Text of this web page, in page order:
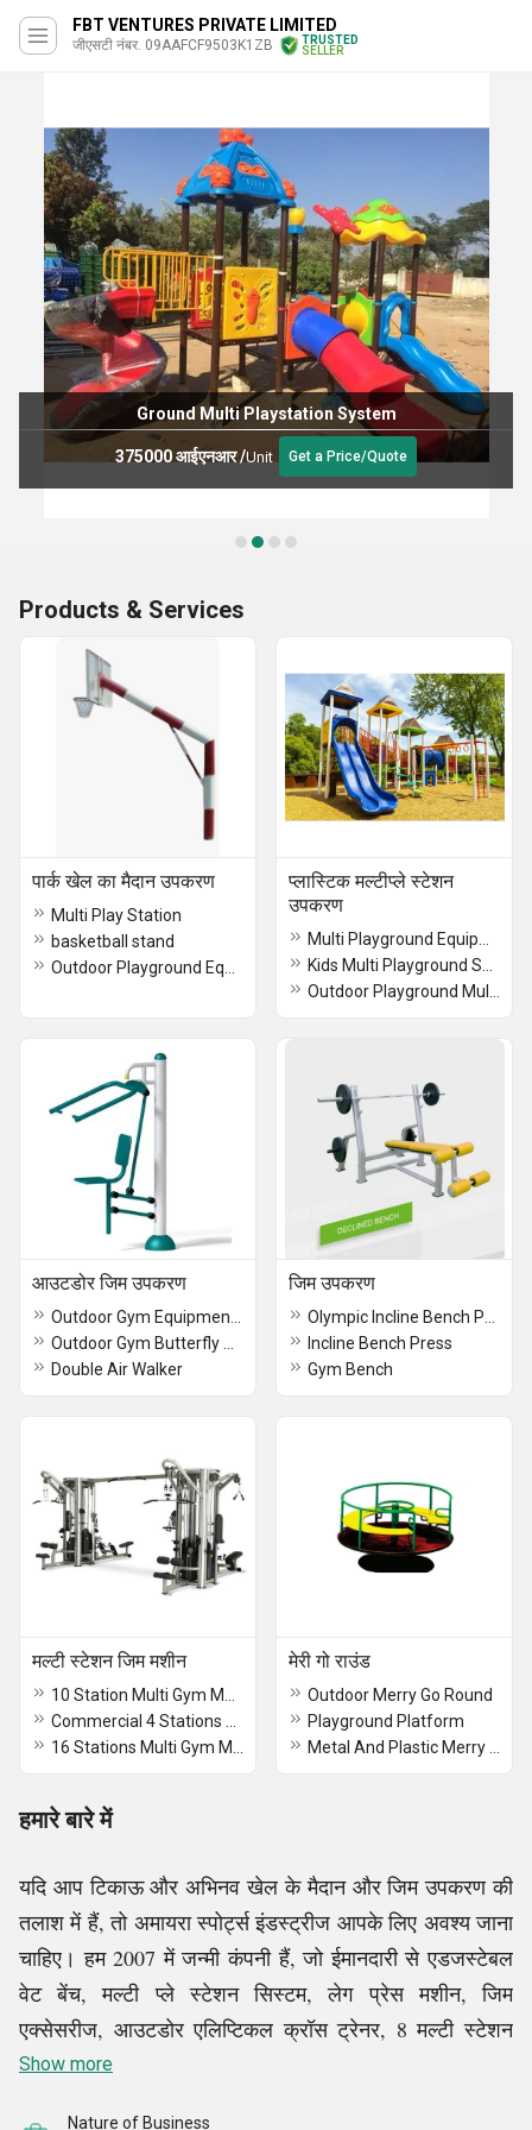
FBT VENTURES PRIVATE LIMITED
जीएसटी नंबर. 09AAFCF9503K1ZB
TRUSTED
SELLER
Ground Multi Playstation System
375000 आईएनआर/Unit Get a Price/Quote
Products & Services
पार्क खेल का मैदान उपकरण
Multi Play Station
basketball stand
प्लास्टिक मल्टीप्ले स्टेशन
उपकरण
आउटडोर जिम उपकरण
Double Air Walker
जिम उपकरण
Incline Bench Press
Gym Bench
मल्टी स्टेशन जिम मशीन मेरी गो राउंड
Outdoor Merry Go Round
Playground Platform
हमारे बारे में
यदि आप टिकाऊ और अभिनव खेल के मैदान और जिम उपकरण की
तलाश में हैं, तो अमायरा स्पोर्ट्स इंडस्ट्रीज आपके लिए अवश्य जाना
चाहिए। हम 2007 में जन्मी कंपनी हैं, जो ईमानदारी से एडजस्टेबल
वेट बेंच, मल्टी प्ले स्टेशन सिस्टम, लेग प्रेस मशीन, जिम
एक्सेसरीज, आउटडोर एलिप्टिकल क्रॉस ट्रेनर, 8 मल्टी स्टेशन
जिम मशीन, हॉर्स मेरी गो राउंड, प्लेग्राउंड सर्पिल स्लाइड और जिम
Show more
Nature of Business